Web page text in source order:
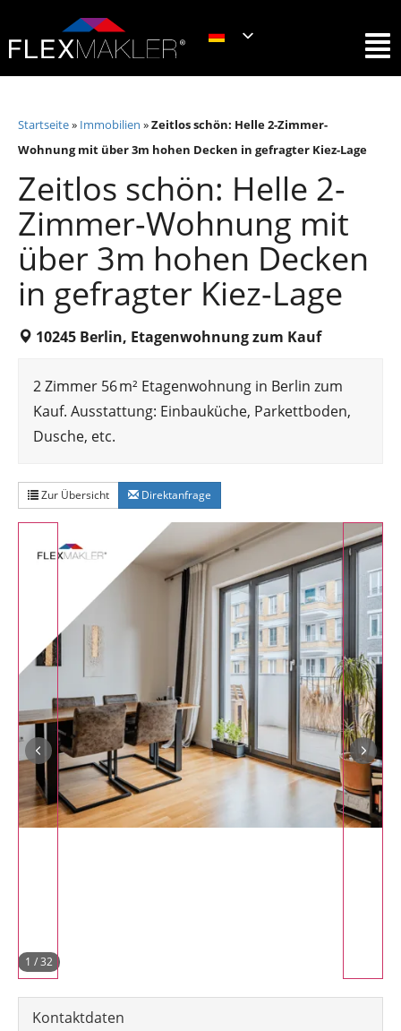
Startseite» Immobilien »Zeitlos schön: Helle 2-Zimmer-
Wohnung mit über 3m hohen Decken in gefragter Kiez-Lage
Zeitlos schön: Helle 2-
Zimmer-Wohnung mit
über 3m hohen Decken
in gefragter Kiez-Lage
10245 Berlin, Etagenwohnung zum Kauf
2 Zimmer 56 m² Etagenwohnung in Berlin zum
Kauf. Ausstattung: Einbauküche, Parkettboden,
Dusche, etc.
Zur Übersicht Direktanfrage
1 /32
Kontaktdaten